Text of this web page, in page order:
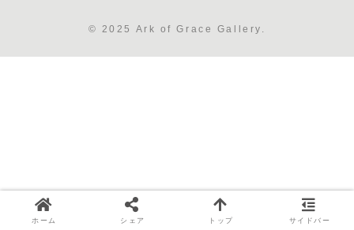
© 2025 Ark of Grace Gallery.
ホーム シェア トップ サイドバー